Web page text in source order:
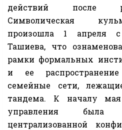
действий после
Символическая
произошла 1 апреля
Ташиева, что
рамки формальных
и ее
семейные сети,
тандема. К началу мая
управления была
централизованной